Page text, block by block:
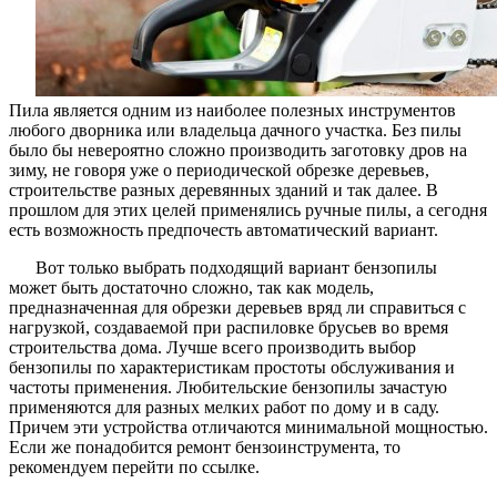
Пила является одним из наиболее полезных инструментов
любого дворника или владельца дачного участка. Без пилы
было бы невероятно сложно производить заготовку дров на
зиму, не говоря уже о периодической обрезке деревьев,
строительстве разных деревянных зданий и так далее. В
прошлом для этих целей применялись ручные пилы, а сегодня
есть возможность предпочесть автоматический вариант.
Вот только выбрать подходящий вариант бензопилы
может быть достаточно сложно, так как модель,
предназначенная для обрезки деревьев вряд ли справиться с
нагрузкой, создаваемой при распиловке брусьев во время
строительства дома. Лучше всего производить выбор
бензопилы по характеристикам простоты обслуживания и
частоты применения. Любительские бензопилы зачастую
применяются для разных мелких работ по дому и в саду.
Причем эти устройства отличаются минимальной мощностью.
Если же понадобится ремонт бензоинструмента, то
рекомендуем перейти по ссылке.